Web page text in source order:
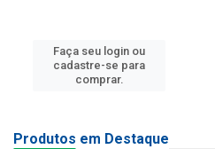
Faça seu login ou
cadastre-se para
comprar.
Produtos em Destaque